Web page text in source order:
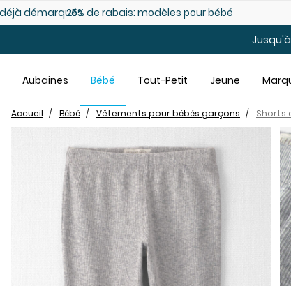
démarqués25% de rabais: modèles pour bébé
Aubaines Bébé Tout-Petit Jeune
Accueil Bébé Vêtements pour bébés garçons Shorts